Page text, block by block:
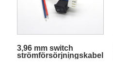
3,96 mm switch
strömförsörjningskabel